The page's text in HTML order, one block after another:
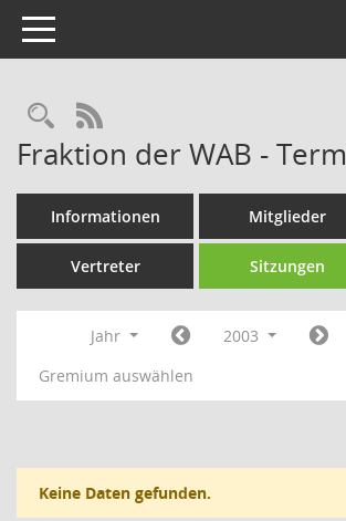
Toggle navigation
Rechercheauswahl
RSS-Feed
Fraktion der WAB -
Informationen Mitglieder
Vertreter Sitzungen
Jahr
2003
Gremium auswählen
Keine Daten gefunden.